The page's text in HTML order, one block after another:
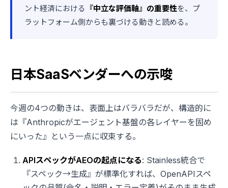
ント経済における
『中立な評価軸』の重要性を、プ
ラットフォーム側からも裏づける動きと読める。
日本SaaSベンダーへの示唆
今週の4つの動きは、表面上はバラバラだが、構造的に
は『Anthropicがエージェント基盤の各レイヤーを固め
にいった』という一点に収束する。
APIスペックがAEOの起点になる: Stainless統合で
『スペック→生成』が標準化すれば、OpenAPIスペ